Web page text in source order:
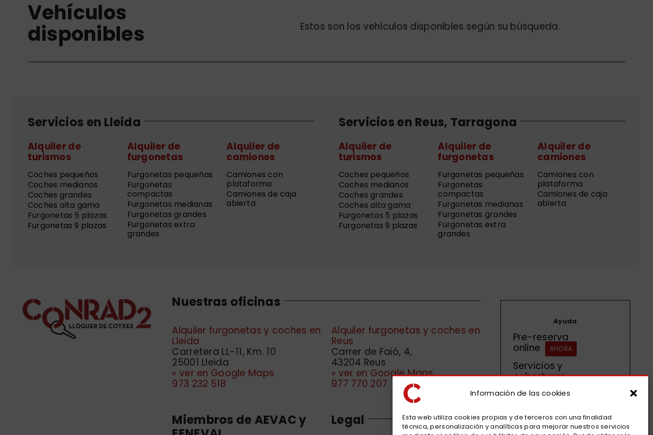
Información de las cookies
Esta web utiliza cookies propias y de terceros con una finalidad
técnica, personalización y analíticas para mejorar nuestros servicios
Vehículos
disponibles Estos son los vehículos disponibles según su búsqueda.
Servicios en Lleida
Alquiler de
turismos
Coches pequeños
Coches medianos
Coches grandes
Coches alta gama
Furgonetas 5 plazas
Furgonetas 9 plazas
Alquiler de
furgonetas
Furgonetas pequeñas
Furgonetas
compactas
Furgonetas medianas
Furgonetas grandes
Furgonetas extra
grandes
Alquiler de
camiones
Camiones con
plataforma
Camiones de caja
abierta
Servicios en Reus, Tarragona
Alquiler de
turismos
Coches pequeños
Coches medianos
Coches grandes
Coches alta gama
Furgonetas 5 plazas
Furgonetas 9 plazas
Alquiler de
furgonetas
Furgonetas pequeñas
Furgonetas
compactas
Furgonetas medianas
Furgonetas grandes
Furgonetas extra
grandes
Alquiler de
camiones
Camiones con
plataforma
Camiones de caja
abierta
Nuestras oficinas
Alquiler furgonetas y coches en
Lleida
Carretera LL-11, Km. 10
25001 Lleida
» ver en Google Maps
973 232 518
Alquiler furgonetas y coches en
Reus
Carrer de Faió, 4,
43204 Reus
» ver en Google Maps
977 770 207
Miembros de AEVAC y
Legal
Ayuda
Pre-reserva
online
AHORA
Servicios y
coberturas
Condiciones alquiler
Contacta con